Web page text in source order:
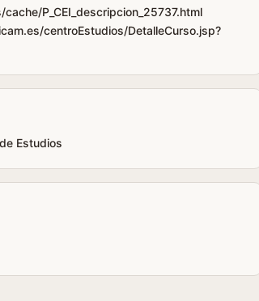
P_CEI_descripcion_25737.html
centroEstudios/DetalleCurso.jsp?
Estudios